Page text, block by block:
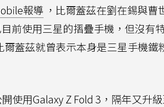
報導 ，比爾蓋茲在劉在錫與曹
目前使用三星的摺疊手機，但沒有
爾蓋茲就曾表示本身是三星手機
使用Galaxy Z Fold 3，隔年又升